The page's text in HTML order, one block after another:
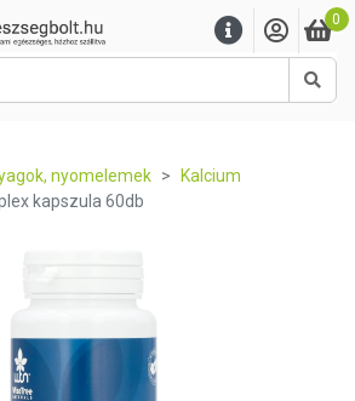
0
nyomelemek
Kalcium
kapszula 60db